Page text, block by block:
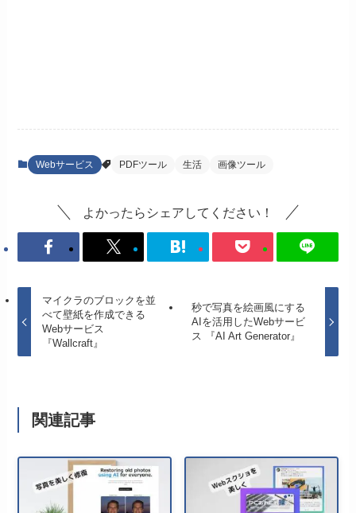
Webサービス PDFツール 生活 画像ツール
よかったらシェアしてください！
マイクラのブロックを並
べて壁紙を作成できる
Webサービス
『Wallcraft』
秒で写真を絵画風にする
AIを活用したWebサービ
ス 『AI Art Generator』
関連記事